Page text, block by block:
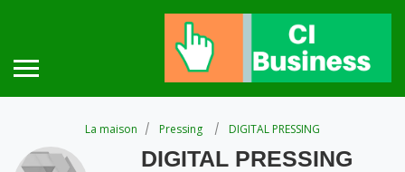
La maison Pressing DIGITAL PRESSING
DIGITAL PRESSING